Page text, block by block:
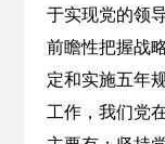
于实现党的领
前瞻性把握战
定和实施五年
工作，我们党